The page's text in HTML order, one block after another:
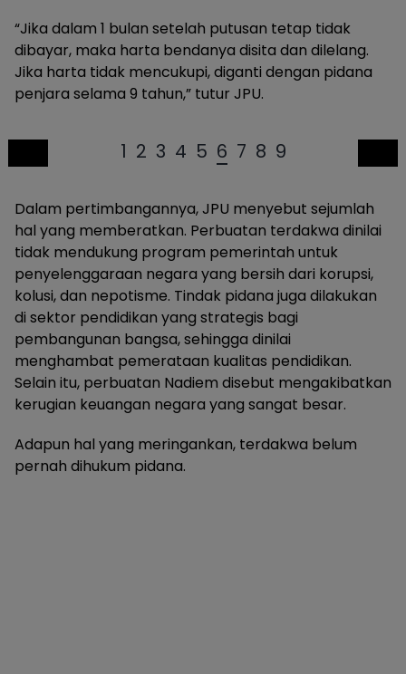
“Jika dalam 1 bulan setelah putusan tetap tidak
dibayar, maka harta bendanya disita dan dilelang.
Jika harta tidak mencukupi, diganti dengan pidana
penjara selama 9 tahun,” tutur JPU.
1 2 3 4 5 6 7 8 9
Dalam pertimbangannya, JPU menyebut sejumlah
hal yang memberatkan. Perbuatan terdakwa dinilai
tidak mendukung program pemerintah untuk
penyelenggaraan negara yang bersih dari korupsi,
kolusi, dan nepotisme. Tindak pidana juga dilakukan
di sektor pendidikan yang strategis bagi
pembangunan bangsa, sehingga dinilai
menghambat pemerataan kualitas pendidikan.
Selain itu, perbuatan Nadiem disebut mengakibatkan
kerugian keuangan negara yang sangat besar.
Adapun hal yang meringankan, terdakwa belum
pernah dihukum pidana.